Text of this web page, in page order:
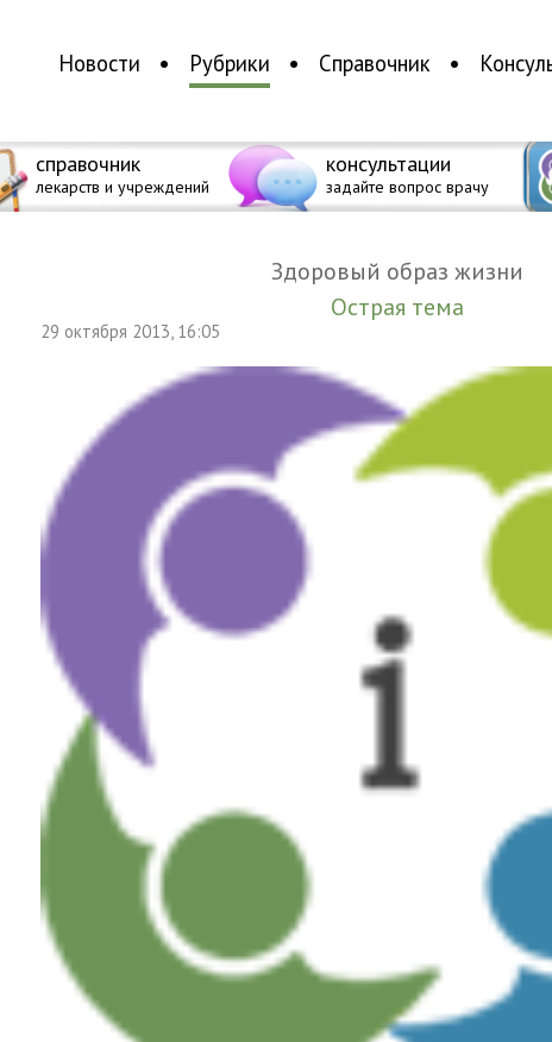
Новости Рубрики Справочник
справочник
лекарств и учреждений
консультации
задайте вопрос врачу
Здоровый образ жизни
Острая тема
29 октября 2013, 16:05